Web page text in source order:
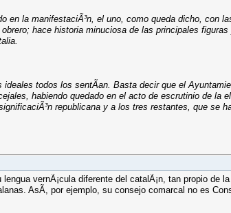
en la manifestaciÃ³n, el uno, como queda dicho, con
hace historia minuciosa de las principales
todos los sentÃ­an. Basta decir que el
habiendo quedado en el acto de escrutinio de la
republicana y a los tres restantes, que se
vernÃ¡cula diferente del catalÃ¡n, tan propio de
AsÃ­, por ejemplo, su consejo comarcal no es